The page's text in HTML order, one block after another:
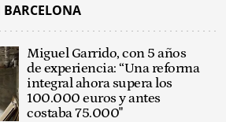
BARCELONA
Miguel Garrido, con 5 años
de experiencia: “Una reforma
integral ahora supera los
100.000 euros y antes
costaba 75.000"